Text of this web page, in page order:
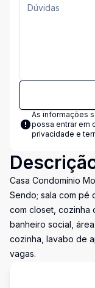
As informações
possa entrar em
privacidade e
Casa Condomínio
Sendo; sala com pé
com closet, cozinha
banheiro social,
cozinha, lavabo de
vagas.